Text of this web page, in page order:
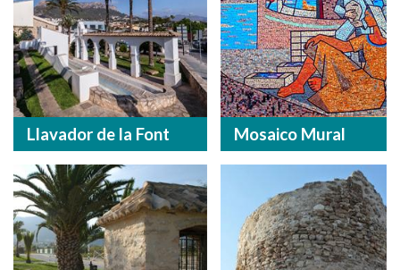
Llavador de la Font Mosaico Mural